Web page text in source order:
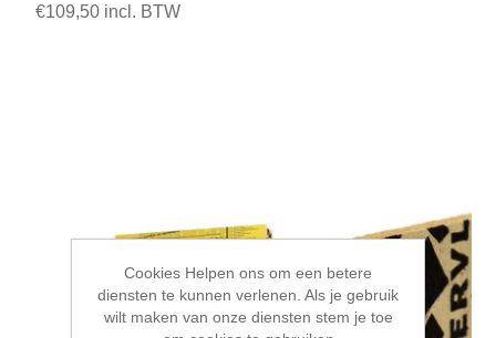
€109,50 incl. BTW
Cookies Helpen ons om een betere
diensten te kunnen verlenen. Als je gebruik
wilt maken van onze diensten stem je toe